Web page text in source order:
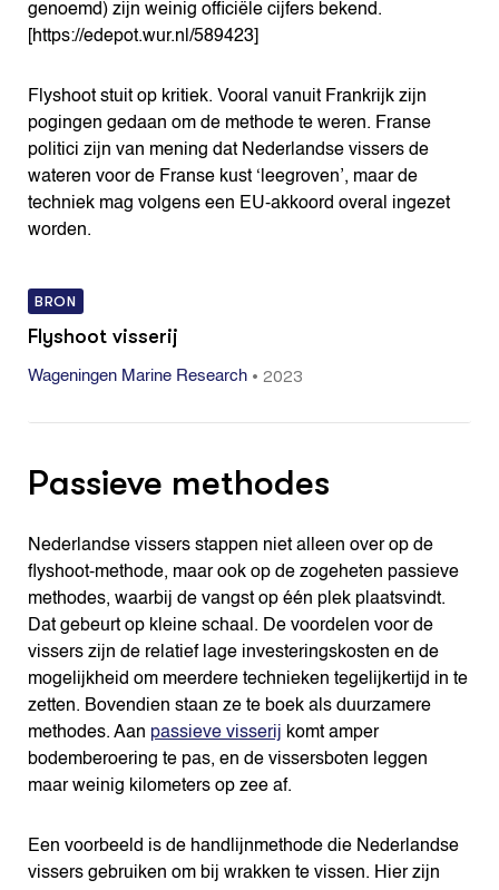
genoemd) zijn weinig officiële cijfers bekend.
[https://edepot.wur.nl/589423]
Flyshoot stuit op kritiek. Vooral vanuit Frankrijk zijn
pogingen gedaan om de methode te weren. Franse
politici zijn van mening dat Nederlandse vissers de
wateren voor de Franse kust ‘leegroven’, maar de
techniek mag volgens een EU-akkoord overal ingezet
worden.
BRON
Flyshoot visserij
Wageningen Marine Research• 2023
Passieve methodes
Nederlandse vissers stappen niet alleen over op de
flyshoot-methode, maar ook op de zogeheten passieve
methodes, waarbij de vangst op één plek plaatsvindt.
Dat gebeurt op kleine schaal. De voordelen voor de
vissers zijn de relatief lage investeringskosten en de
mogelijkheid om meerdere technieken tegelijkertijd in te
zetten. Bovendien staan ze te boek als duurzamere
methodes. Aan passieve visserij komt amper
bodemberoering te pas, en de vissersboten leggen
maar weinig kilometers op zee af.
Een voorbeeld is de handlijnmethode die Nederlandse
vissers gebruiken om bij wrakken te vissen. Hier zijn